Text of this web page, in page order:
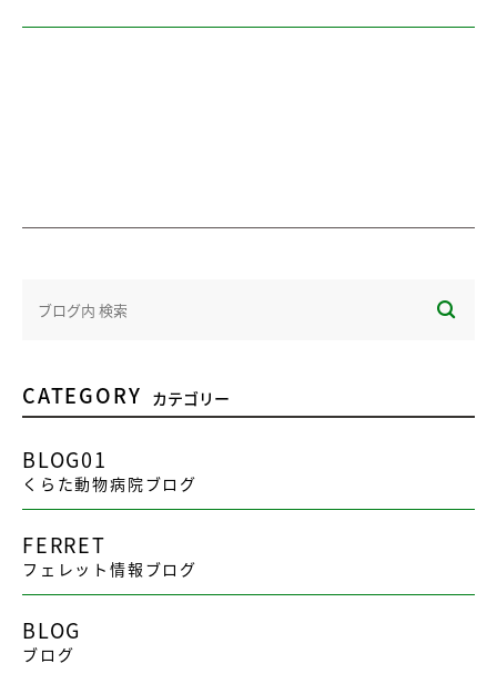
CATEGORY カテゴリー
BLOG01
くらた動物病院ブログ
FERRET
フェレット情報ブログ
BLOG
ブログ